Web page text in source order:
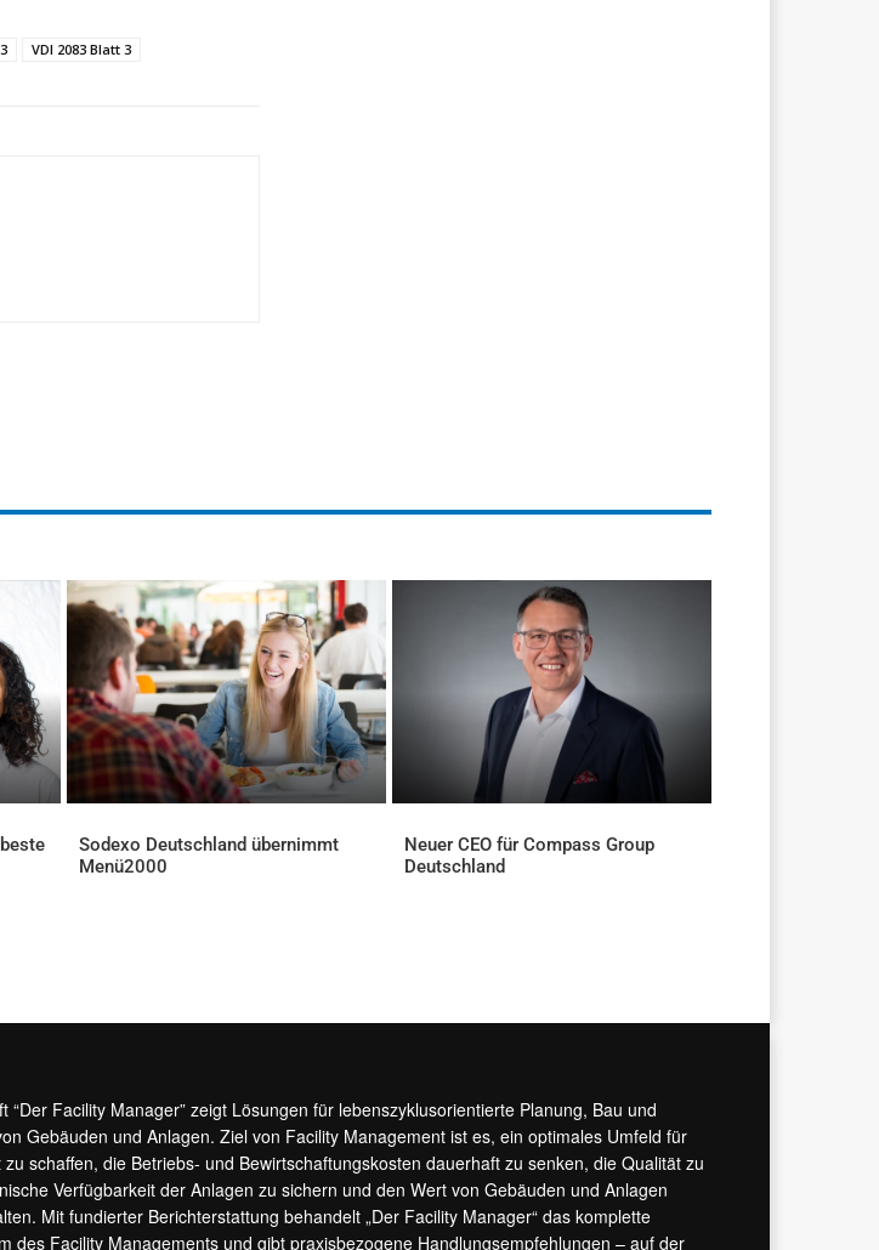
VDI 2083 Blatt 3
Sodexo Deutschland übernimmt
Menü2000
Neuer CEO für Compass Group
Deutschland
“Der Facility Manager” zeigt Lösungen für lebenszyklusorientierte Planung, Bau und
Gebäuden und Anlagen. Ziel von Facility Management ist es, ein optimales Umfeld für
schaffen, die Betriebs- und Bewirtschaftungskosten dauerhaft zu senken, die Qualität zu
Verfügbarkeit der Anlagen zu sichern und den Wert von Gebäuden und Anlagen
Mit fundierter Berichterstattung behandelt „Der Facility Manager“ das komplette
des Facility Managements und gibt praxisbezogene Handlungsempfehlungen – auf der